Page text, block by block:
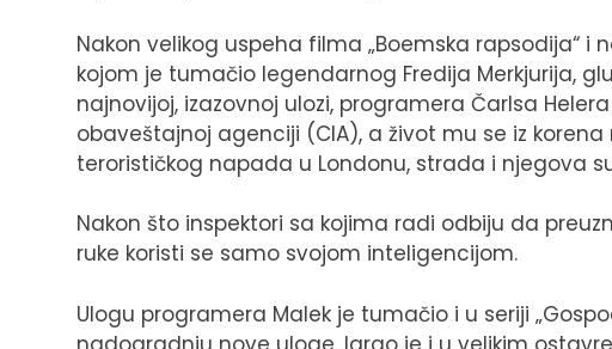
Nakon velikog uspeha filma „Boemska rapsodija“ i
kojom je tumačio legendarnog Fredija Merkjurija,
najnovijoj, izazovnoj ulozi, programera Čarlsa
obaveštajnoj agenciji (CIA), a život mu se iz
terorističkog napada u Londonu, strada i njegova
Nakon što inspektori sa kojima radi odbiju da
ruke koristi se samo svojom inteligencijom.
Ulogu programera Malek je tumačio i u seriji